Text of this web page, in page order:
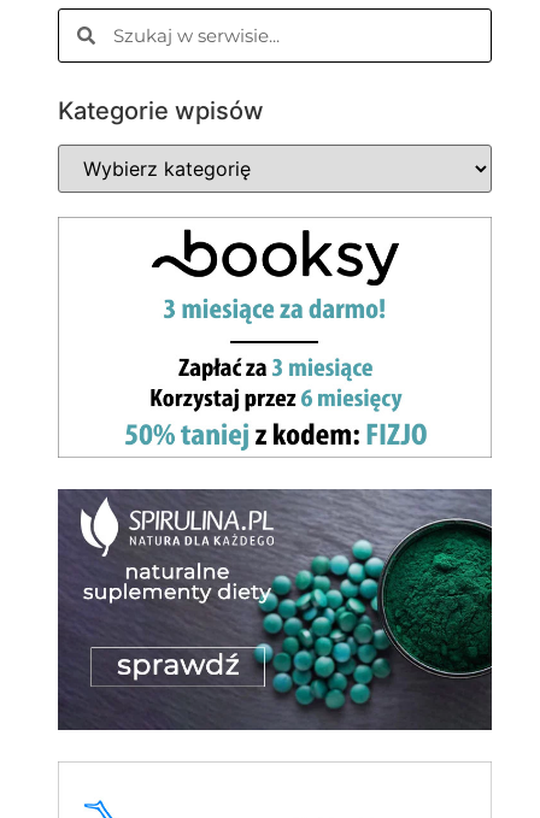
Kategorie wpisów